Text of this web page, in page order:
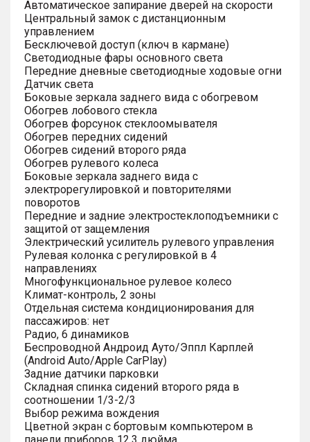
Автоматическое запирание дверей на скорости
Центральный замок с дистанционным
управлением
Бесключевой доступ (ключ в кармане)
Светодиодные фары основного света
Передние дневные светодиодные ходовые огни
Датчик света
Боковые зеркала заднего вида с обогревом
Обогрев лобового стекла
Обогрев форсунок стеклоомывателя
Обогрев передних сидений
Обогрев сидений второго ряда
Обогрев рулевого колеса
Боковые зеркала заднего вида с
электрорегулировкой и повторителями
поворотов
Передние и задние электростеклоподъемники с
защитой от защемления
Электрический усилитель рулевого управления
Рулевая колонка с регулировкой в 4
направлениях
Многофункциональное рулевое колесо
Климат-контроль, 2 зоны
Отдельная система кондиционирования для
пассажиров: нет
Радио, 6 динамиков
Беспроводной Андроид Ауто/Эппл Карплей
(Android Auto/Apple CarPlay)
Задние датчики парковки
Складная спинка сидений второго ряда в
соотношении 1/3-2/3
Выбор режима вождения
Цветной экран с бортовым компьютером в
панели приборов 12.3 дюйма